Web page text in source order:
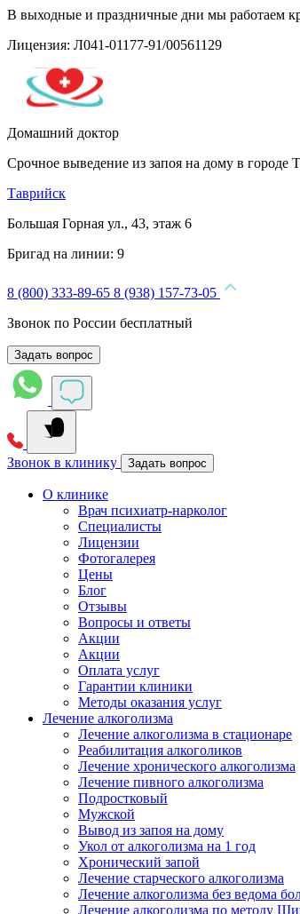
В выходные и праздничные дни мы работаем
Лицензия: Л041-01177-91/00561129
Домашний доктор
Срочное выведение из запоя на дому в городе
Таврийск
Большая Горная ул., 43, этаж 6
Бригад на линии: 9
8 (800) 333-89-65 8 (938) 157-73-05
Звонок по России бесплатный
Задать вопрос
Звонок в клинику Задать вопрос
О клинике
Врач психиатр-нарколог
Специалисты
Лицензии
Фотогалерея
Цены
Блог
Отзывы
Вопросы и ответы
Акции
Акции
Оплата услуг
Гарантии клиники
Методы оказания услуг
Лечение алкоголизма
Лечение алкоголизма в стационаре
Реабилитация алкоголиков
Лечение хронического алкоголизма
Лечение пивного алкоголизма
Подростковый
Мужской
Вывод из запоя на дому
Укол от алкоголизма на 1 год
Хронический запой
Лечение старческого алкоголизма
Лечение алкоголизма без ведома
Лечение алкоголизма по методу